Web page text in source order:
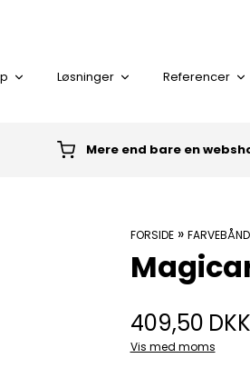
Løsninger Referencer
Mere end bare en
FORSIDE» FARVEBÅND
409,50 DKK
Vis med moms